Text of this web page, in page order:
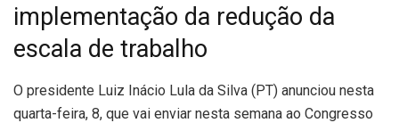
implementação da redução da
escala de trabalho
O presidente Luiz Inácio Lula da Silva (PT) anunciou nesta
quarta-feira, 8, que vai enviar nesta semana ao Congresso